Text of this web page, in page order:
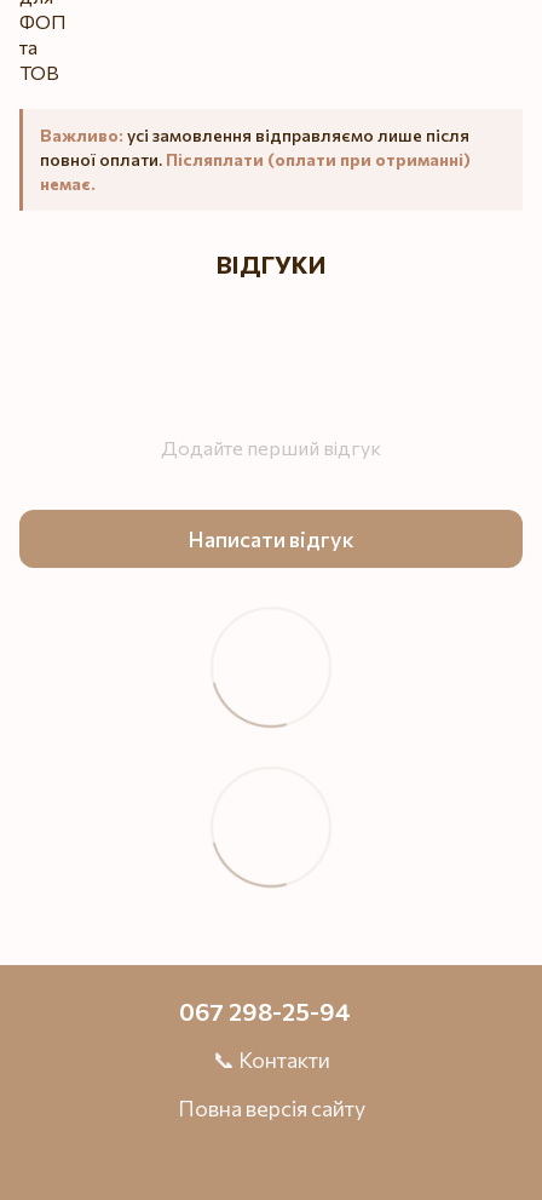
Важливо: усі замовлення відправляємо лише після
повної оплати. Післяплати (оплати при отриманні)
немає.
ВІДГУКИ
Додайте перший відгук
Написати відгук
067 298-25-94
📞 Контакти
Повна версія сайту